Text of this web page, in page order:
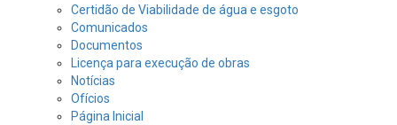
Certidão de Viabilidade de água e esgoto
Comunicados
Documentos
Licença para execução de obras
Notícias
Ofícios
Página Inicial